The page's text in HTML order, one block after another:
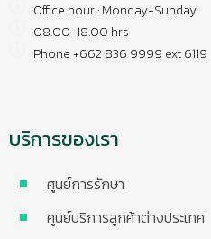
Office hour : Monday-Sunday
08.00-18.00 hrs
Phone +662 836 9999 ext 6119
บริการของเรา
ศูนย์การรักษา
ศูนย์บริการลูกค้าต่างประเทศ